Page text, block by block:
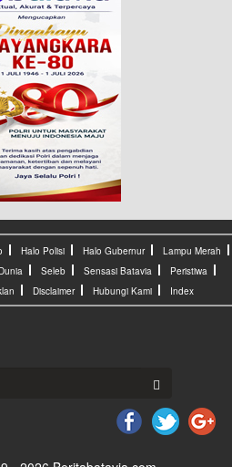
Halo Polisi Halo Gubernur
Lampu Merah
Seleb Sensasi Batavia
Peristiwa
Disclaimer Hubungi Kami Index